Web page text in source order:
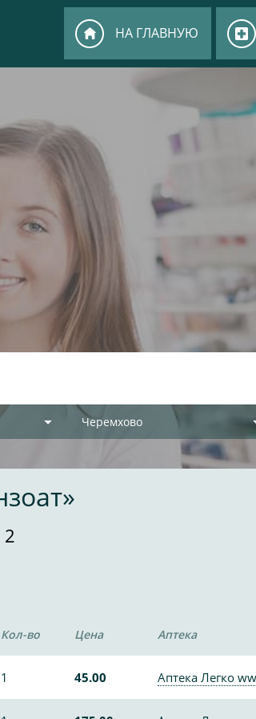
НА ГЛАВНУЮ
Черемхово
Кол-во Цена Аптека
1 45.00 Аптека Легко